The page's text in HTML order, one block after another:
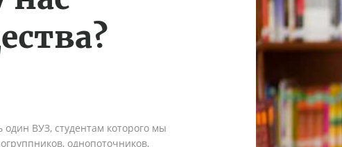
ВУЗ, студентам которого мы
однопоточников,